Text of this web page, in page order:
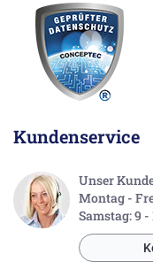
Kundenservice
Unser
Montag -
Samstag: 9 -